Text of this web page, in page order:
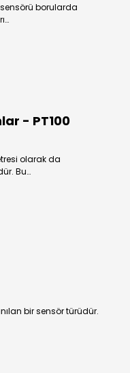
sensörü borularda
- PT100
olarak da
Bu…
bir sensör türüdür.